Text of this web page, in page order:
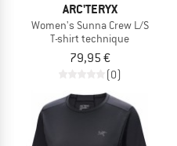
ARC'TERYX
Women's Sunna Crew L/S
T-shirt technique
79,95 €
(0)